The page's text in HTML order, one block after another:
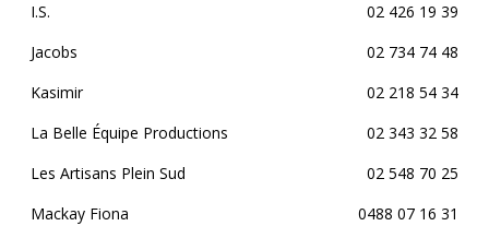
I.S.
02 426 19 39
Jacobs
02 734 74 48
Kasimir
02 218 54 34
La Belle Équipe Productions
02 343 32 58
Les Artisans Plein Sud
02 548 70 25
Mackay Fiona
0488 07 16 31